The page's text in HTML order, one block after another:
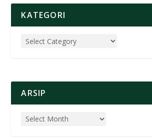
KATEGORI
ARSIP